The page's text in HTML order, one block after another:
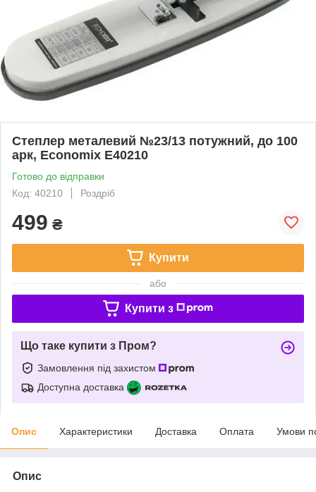
Степлер металевий №23/13 потужний, до 100
арк, Economix E40210
Готово до відправки
Код: 40210
Роздріб
499 ₴
Купити
або
Купити з
Що таке купити з Пром?
Замовлення під захистом
Доступна доставка
Опис Характеристики Доставка Оплата Умови
Опис